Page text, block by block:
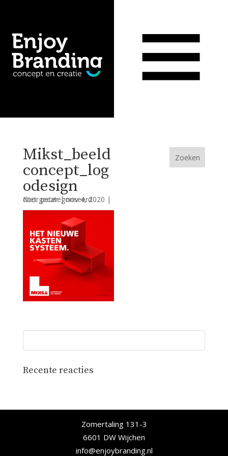
WIJ
WERK
CONTACT
Mikst_beeld
concept_log
odesign
doorpeter|nov 4, 2020
| Niet gecategoriseerd
Recente reacties
Zomertaling 131-3
6601 DW Wijchen
info@enjoybranding.nl